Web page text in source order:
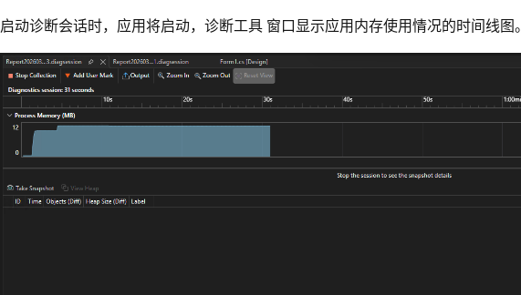
启动诊断会话时，应用将启动，诊断工具 窗口显示应用内存使用情况的时间线图。